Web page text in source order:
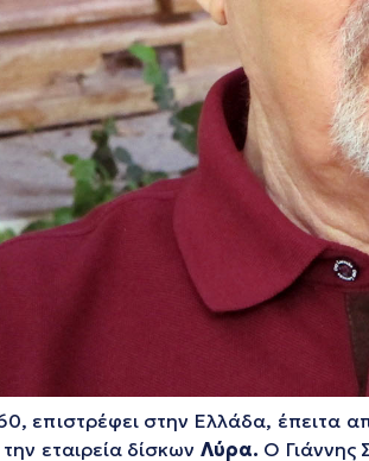
επιστρέφει στην Ελλάδα, έπειτα
εταιρεία δίσκων Λύρα. Ο Γιάννης